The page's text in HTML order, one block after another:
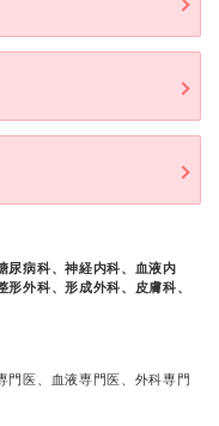
尿病科、神経内科、血液内
外科、形成外科、皮膚科、
門医、血液専門医、外科専門